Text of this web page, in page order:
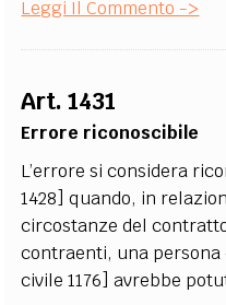
Leggi Il Commento ->
Art. 1431
Errore riconoscibile
L’errore si considera
1428] quando, in
circostanze del
contraenti, una persona
civile 1176] avrebbe